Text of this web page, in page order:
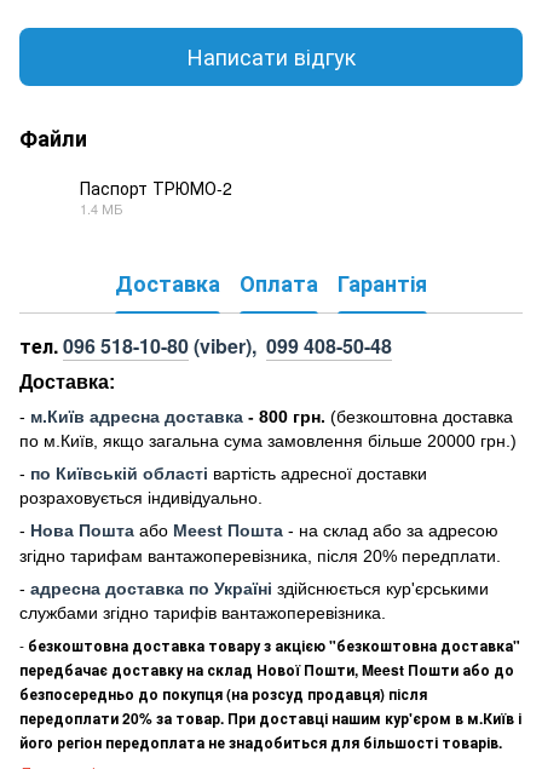
Написати відгук
Файли
Паспорт ТРЮМО-2
1.4 МБ
Доставка Оплата Гарантія
тел.096 518-10-80(viber), 099 408-50-48
Доставка:
- м.Київ адресна доставка - 800 грн. (безкоштовна доставка
по м.Київ, якщо загальна сума замовлення більше 20000 грн .)
- по Київській області вартість адресної доставки
розраховується індивідуально.
- Нова Пошта або Meest Пошта - на склад або за адресою
згідно тарифам вантажоперевізника, після 20% передплати.
- адресна доставка по Україні здійснюється кур'єрськими
службами згідно тарифів вантажоперевізника.
- безкоштовна доставка товару з акцією "безкоштовна доставка"
передбачає доставку на склад Нової Пошти, Meest Пошти або до
безпосередньо до покупця (на розсуд продавця) після
передоплати 20% за товар. При доставці нашим кур'єром в м.Київ і
його регіон передоплата не знадобиться для більшості товарів.